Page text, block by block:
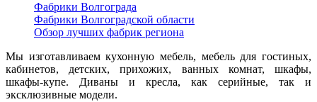
Фабрики Волгограда
Фабрики Волгоградской области
Обзор лучших фабрик региона
Мы изготавливаем кухонную мебель, мебель для гостиных,
кабинетов, детских, прихожих, ванных комнат, шкафы,
шкафы-купе. Диваны и кресла, как серийные, так и
эксклюзивные модели.